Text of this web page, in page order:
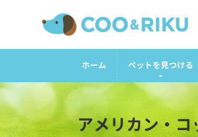
ホーム ペットを見つける
アメリカン・